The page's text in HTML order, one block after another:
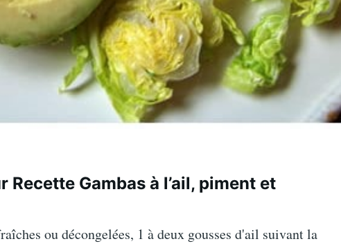
Recette Gambas à l’ail, piment et
ou décongelées, 1 à deux gousses d'ail suivant la